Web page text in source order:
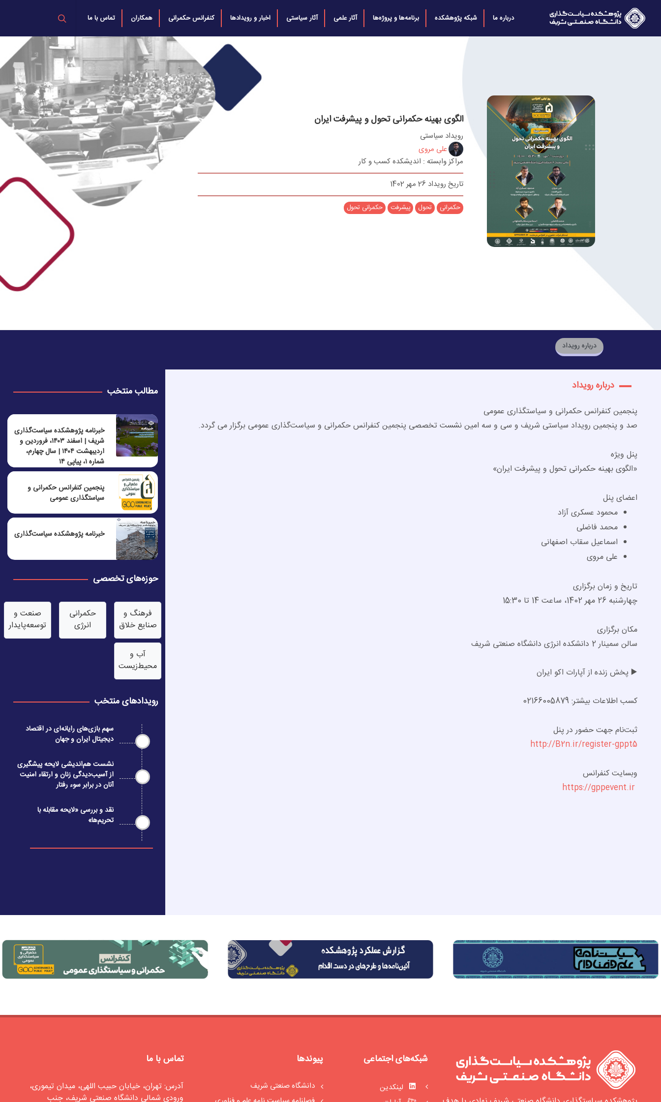
درباره ما شبکه پژوهشکده برنامه‌ها و پروژه‌ها آثار علمی آثار سیاستی اخبار و رویدادها کنفرانس حکمرانی همکاران تماس با ما
الگوی بهینه حکمرانی تحول و پیشرفت ایران
رویداد سیاستی
علی مروی
مراکز وابسته : اندیشکده کسب و کار
تاریخ رویداد 26 مهر 1402
حکمرانی تحول پیشرفت حکمرانی تحول
درباره رویداد
درباره رویداد
پنجمین کنفرانس حکمرانی و سیاستگذاری عمومی
صد و پنجمین رویداد سیاستی شریف و سی و سه امین نشست تخصصی پنجمین کنفرانس حکمرانی و سیاست‌گذاری عمومی برگزار می گردد.
پنل ویژه
«الگوی بهینه حکمرانی تحول و پیشرفت ایران»
اعضای پنل
محمود عسکری‌‌ آزاد
محمد فاضلی
اسماعیل سقاب‌ اصفهانی
علی مروی
تاریخ و زمان برگزاری
چهارشنبه 26 مهر 1402، ساعت 14 تا 15:30
مکان برگزاری
سالن سمینار 2 دانشکده انرژی دانشگاه صنعتی شریف
▶️ پخش زنده از آپارات اکو ایران
کسب اطلاعات بیشتر: 02166005879
ثبت‌نام جهت حضور در پنل
http://B2n.ir/register-gppt5
وبسایت کنفرانس
مطالب منتخب
خبرنامه پژوهشکده سیاست‌گذاری
شریف | اسفند ۱۴۰۳، فروردین و
اردیبهشت ۱۴۰۴ | سال چهارم،
شماره ۱، پیاپی ۱۴
پنجمين كنفرانس حكمرانی و
سياستگذاری عمومی
خبرنامه پژوهشکده سیاست‌گذاری
حوزه‌های تخصصی
فرهنگ و
صنایع خلاق
حکمرانی
انرژی
صنعت‌ و
توسعه‌پایدار
آب‌ و
محیط‌زیست
رویدادهای منتخب
سهم بازی‌های رایانه‌ای در اقتصاد
دیجیتال ایران و جهان
نشست هم‌اندیشی لایحه پیشگیری
از آسیب‌دیدگی زنان و ارتقاء امنیت
آنان در برابر سوء رفتار
نقد و بررسی «لایحه مقابله با
تحریم‌ها»
شبکه‌های اجتماعی
لینکدین
پیوندها
دانشگاه صنعتی شریف
تماس با ما
آدرس: تهران، خیابان حبیب اللهی، میدان تیموری،
ورودی شمالی دانشگاه صنعتی شریف، جنب